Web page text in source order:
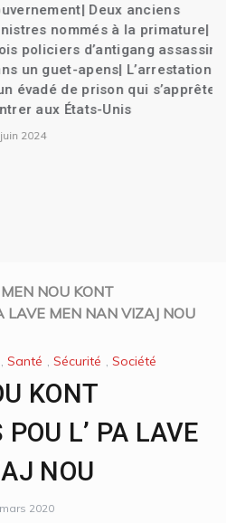
Deux anciens
nommés à la primature|
d’antigang assassinés
guet-apens| L’arrestation
de prison qui s’apprête à
États-Unis
NOU KONT
LAVE MEN NAN VIZAJ NOU
, Santé , Sécurité , Société
KONT
L’ PA LAVE
NOU
2020